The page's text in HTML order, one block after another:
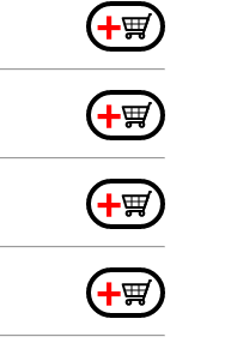
+
+
+
+